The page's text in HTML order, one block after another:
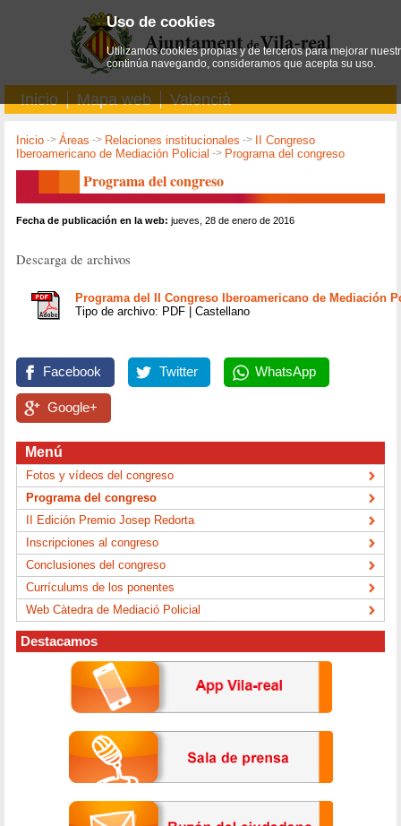
Inicio Mapa web Valencià
Inicio ->Áreas -> Relaciones institucionales ->
II Congreso
Iberoamericano de Mediación Policial -> Programa del congreso
Programa del congreso
Fecha de publicación en la web: jueves, 28 de enero de 2016
Descarga de archivos
Programa del II Congreso Iberoamericano de Mediación
Tipo de archivo: PDF | Castellano
Facebook Twitter WhatsApp
Google+
Menú
Fotos y vídeos del congreso
Programa del congreso
II Edición Premio Josep Redorta
Inscripciones al congreso
Conclusiones del congreso
Currículums de los ponentes
Web Càtedra de Mediació Policial
Destacamos
Uso de cookies
Utilizamos cookies propias y de terceros para mejorar
continúa navegando, consideramos que acepta su uso.